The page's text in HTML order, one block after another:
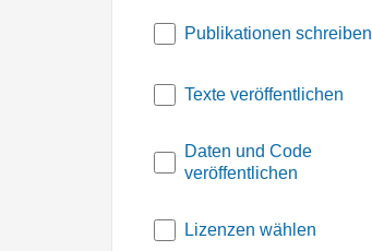
Publikationen schreiben
Texte veröffentlichen
Daten und Code
veröffentlichen
Lizenzen wählen